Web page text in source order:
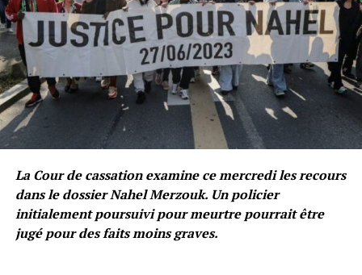
La Cour de cassation examine ce mercredi les recours
dans le dossier Nahel Merzouk. Un policier
initialement poursuivi pour meurtre pourrait être
jugé pour des faits moins graves.